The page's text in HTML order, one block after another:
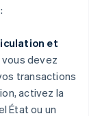
et
devez
transactions
activez la
État ou un